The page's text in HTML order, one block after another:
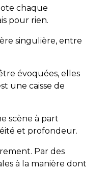
chaque
pour rien.
singulière, entre
évoquées, elles
une caisse de
scène à part
et profondeur.
Par des
à la manière dont